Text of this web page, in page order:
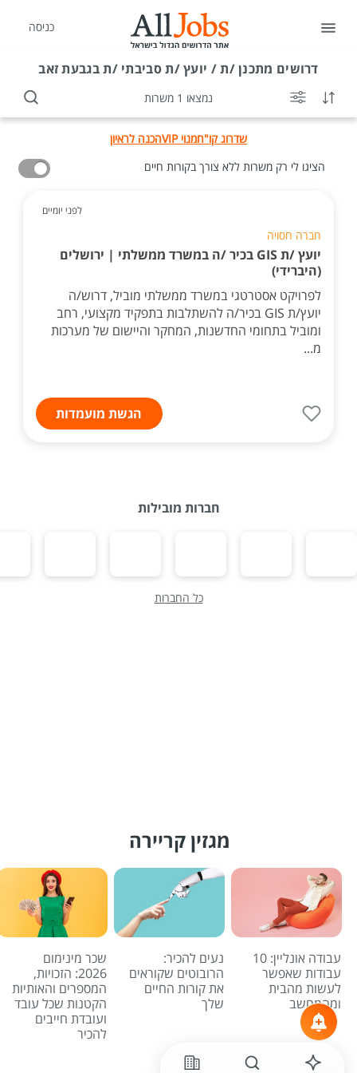
כניסה
דרושים מתכנן /ת / יועץ /ת סביבתי /ת בגבעת זאב
נמצאו 1 משרות
שדרוג קו"חמנוי VIP
הכנה לראיון
הציגו לי רק משרות ללא צורך בקורות חיים
לפני יומיים
חברה חסויה
יועץ /ת GIS בכיר /ה במשרד ממשלתי | ירושלים
(היברידי)
לפרויקט אסטרטגי במשרד ממשלתי מוביל, דרוש/ה
יועץ/ת GIS בכיר/ה להשתלבות בתפקיד מקצועי, רחב
ומוביל בתחומי החדשנות, המחקר והיישום של מערכות
מ...
הגשת מועמדות
חברות מובילות
כל החברות
מגזין קריירה
עבודה אונליין: 10
עבודות שאפשר
לעשות מהבית
ומהמחשב
נעים להכיר:
הרובוטים שקוראים
את קורות החיים
שלך
שכר מינימום
2026: הזכויות,
המספרים והאותיות
הקטנות שכל עובד
ועובדת חייבים
להכיר
לכל הכתבות